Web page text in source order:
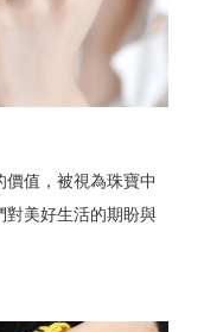
值，被視為珠寶中
對美好生活的期盼與